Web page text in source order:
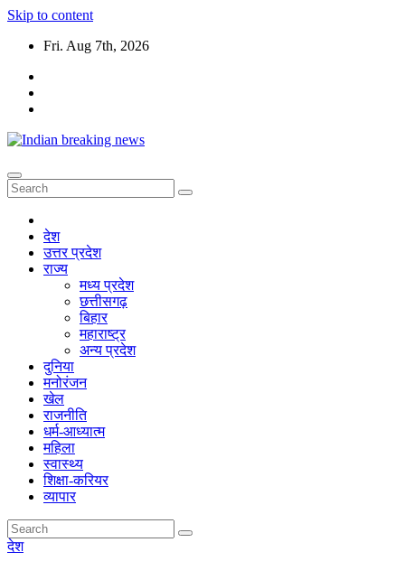
Skip to content
Fri. Aug 7th, 2026
देश
उत्तर प्रदेश
राज्य
मध्य प्रदेश
छत्तीसगढ़
बिहार
महाराष्ट्र
अन्य प्रदेश
दुनिया
मनोरंजन
खेल
राजनीति
धर्म-आध्यात्म
महिला
स्वास्थ्य
शिक्षा-करियर
व्यापार
देश